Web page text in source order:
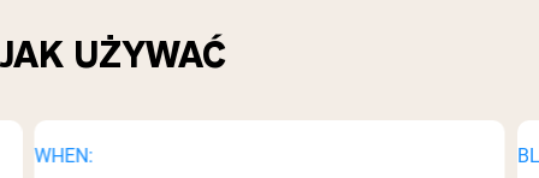
JAK UŻYWAĆ
WHEN: